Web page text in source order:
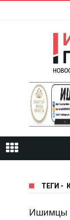
ТЕГИ -
Ишимцы